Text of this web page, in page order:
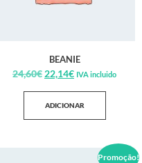
BEANIE
24,60€ 22,14€ IVA incluido
ADICIONAR
Promoção!